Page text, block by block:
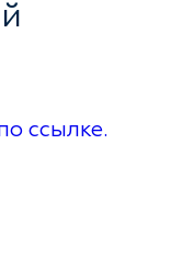
ссылке.